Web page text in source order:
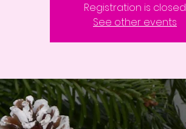
Registration is closed
See other events